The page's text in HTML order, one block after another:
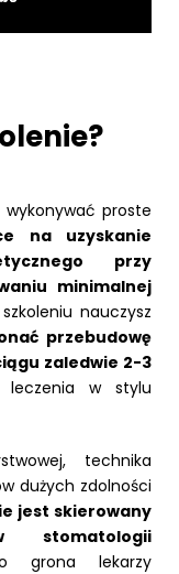
proste
na uzyskanie
przy
minimalnej
nauczysz
przebudowę
zaledwie 2-3
leczenia w stylu
technika
dużych zdolności
jest skierowany
stomatologii
grona lekarzy